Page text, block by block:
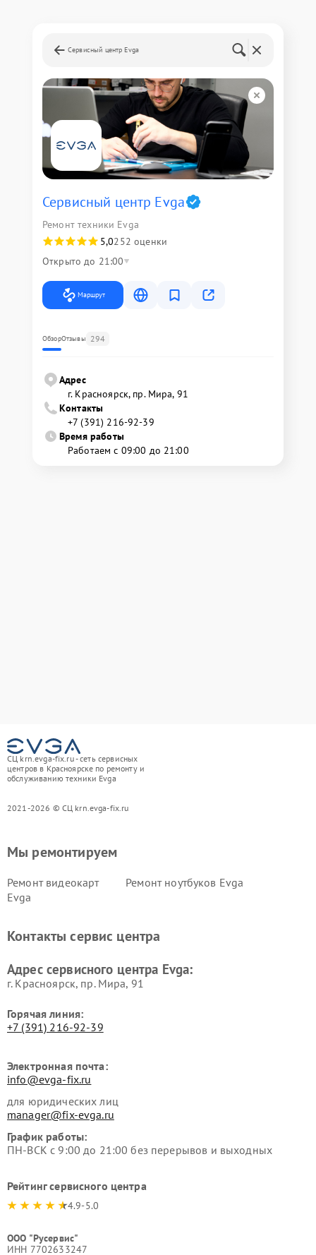
Сервисный центр Evga
Сервисный центр Evga
Ремонт техники Evga
5,0252 оценки
Открыто до 21:00
Маршрут
ОбзорОтзывы 294
Адрес
г. Красноярск, ​пр. Мира, 91
Контакты
+7 (391) 216-92-39
Время работы
Работаем с 09:00 до 21:00
СЦ krn.evga-fix.ru - сеть сервисных
центров в Красноярске по ремонту и
обслуживанию техники Evga
2021-2026 © СЦ krn.evga-fix.ru
Мы ремонтируем
Ремонт видеокарт
Evga
Ремонт ноутбуков Evga
Контакты сервис центра
Адрес сервисного центра Evga:
г. Красноярск, ​пр. Мира, 91
Горячая линия:
+7 (391) 216-92-39
Электронная почта:
info@evga-fix.ru
для юридических лиц
manager@fix-evga.ru
График работы:
ПН-ВСК с 9:00 до 21:00 без перерывов и выходных
Рейтинг сервисного центра
4.9-5.0
ООО "Русервис"
ИНН 7702633247